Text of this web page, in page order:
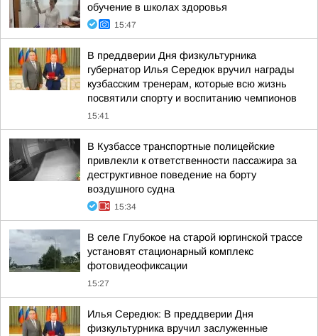
обучение в школах здоровья
15:47
В преддверии Дня физкультурника
губернатор Илья Середюк вручил награды
кузбасским тренерам, которые всю жизнь
посвятили спорту и воспитанию чемпионов
15:41
В Кузбассе транспортные полицейские
привлекли к ответственности пассажира за
деструктивное поведение на борту
воздушного судна
15:34
В селе Глубокое на старой юргинской трассе
установят стационарный комплекс
фотовидеофиксации
15:27
Илья Середюк: В преддверии Дня
физкультурника вручил заслуженные